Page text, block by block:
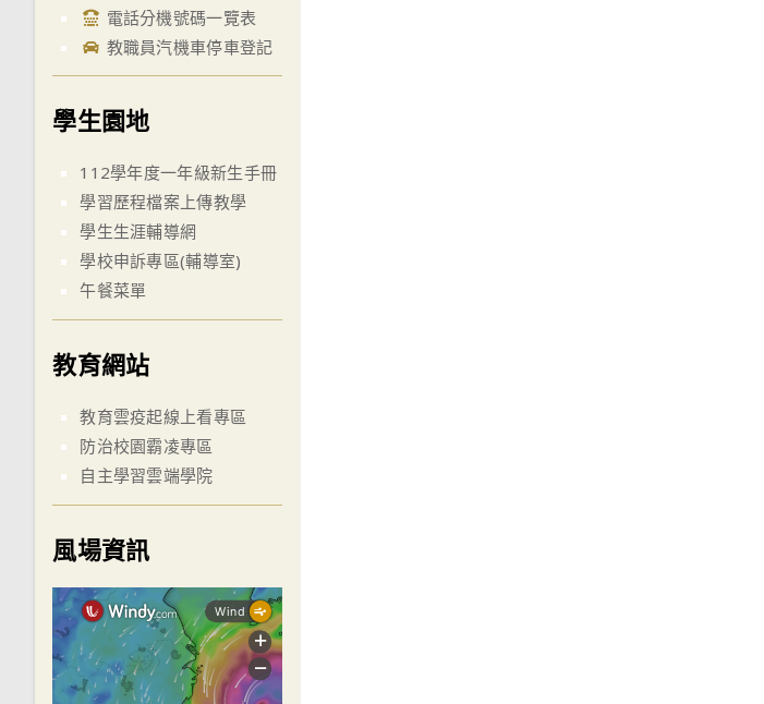
電話分機號碼一覽表
教職員汽機車停車登記
學生園地
112學年度一年級新生手冊
學習歷程檔案上傳教學
學生生涯輔導網
學校申訴專區(輔導室)
午餐菜單
教育網站
教育雲疫起線上看專區
防治校園霸凌專區
自主學習雲端學院
風場資訊